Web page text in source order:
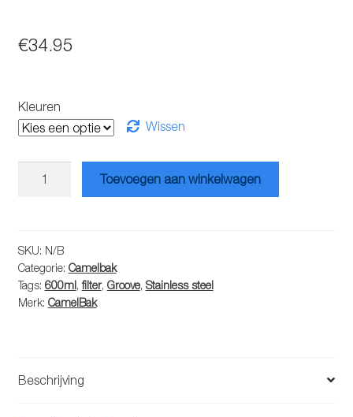
€34.95
Kleuren
Wissen
0.6l
aantal
Toevoegen aan winkelwagen
SKU: N/B
Categorie: Camelbak
Tags: 600ml,filter, Groove, Stainless steel
Merk: CamelBak
Beschrijving